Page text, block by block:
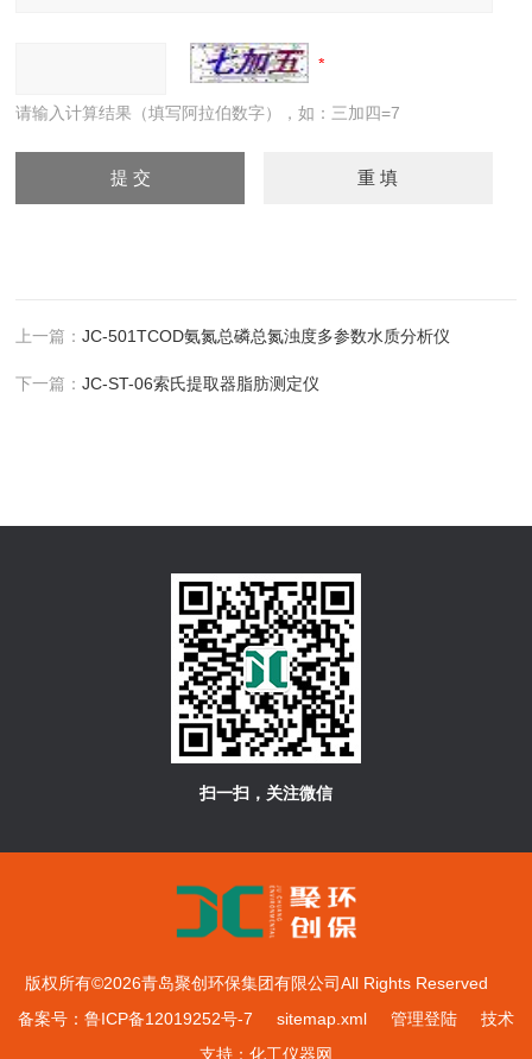
请输入计算结果（填写阿拉伯数字），如：三加四=7
上一篇：JC-501TCOD氨氮总磷总氮浊度多参数水质分析仪
下一篇：JC-ST-06索氏提取器脂肪测定仪
扫一扫，关注微信
版权所有©2026青岛聚创环保集团有限公司All Rights Reserved
备案号：鲁ICP备12019252号-7
sitemap.xml 管理登陆技术
支持： 化工仪器网